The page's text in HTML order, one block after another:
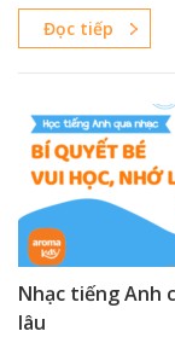
Đọc tiếp
Nhạc tiếng Anh
lâu